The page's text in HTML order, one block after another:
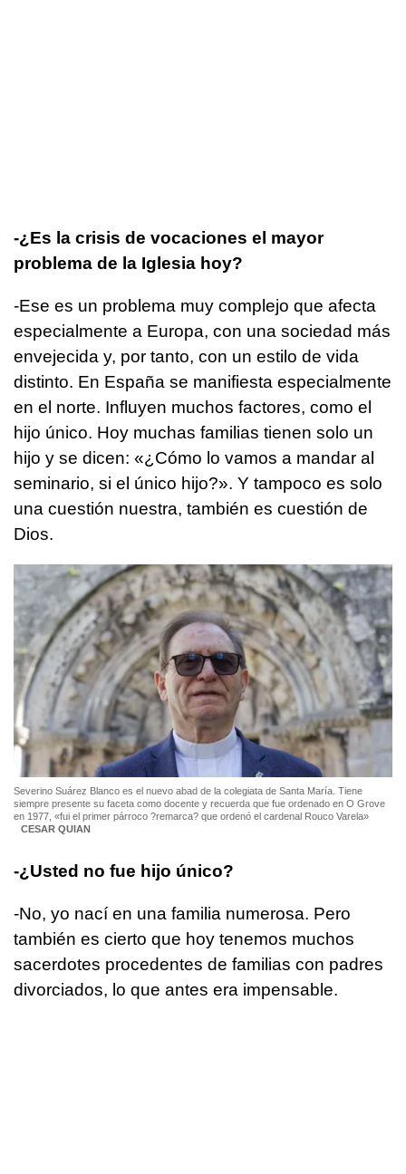
-¿Es la crisis de vocaciones el mayor
problema de la Iglesia hoy?
-Ese es un problema muy complejo que afecta
especialmente a Europa, con una sociedad más
envejecida y, por tanto, con un estilo de vida
distinto. En España se manifiesta especialmente
en el norte. Influyen muchos factores, como el
hijo único. Hoy muchas familias tienen solo un
hijo y se dicen: «¿Cómo lo vamos a mandar al
seminario, si el único hijo?». Y tampoco es solo
una cuestión nuestra, también es cuestión de
Dios.
Severino Suárez Blanco es el nuevo abad de la colegiata de Santa María. Tiene
siempre presente su faceta como docente y recuerda que fue ordenado en O Grove
en 1977, «fui el primer párroco ?remarca? que ordenó el cardenal Rouco Varela»
CESAR QUIAN
-¿Usted no fue hijo único?
-No, yo nací en una familia numerosa. Pero
también es cierto que hoy tenemos muchos
sacerdotes procedentes de familias con padres
divorciados, lo que antes era impensable.